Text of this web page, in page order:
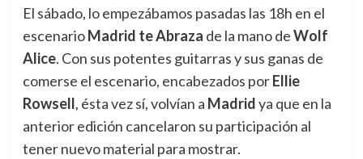
El sábado, lo empezábamos pasadas las 18h en el
escenarioMadrid te Abraza de la mano deWolf
Alice. Con sus potentes guitarras y sus ganas de
comerse el escenario, encabezados porEllie
Rowsell, ésta vez sí, volvían a Madridya que en la
anterior edición cancelaron su participación al
tener nuevo material para mostrar.